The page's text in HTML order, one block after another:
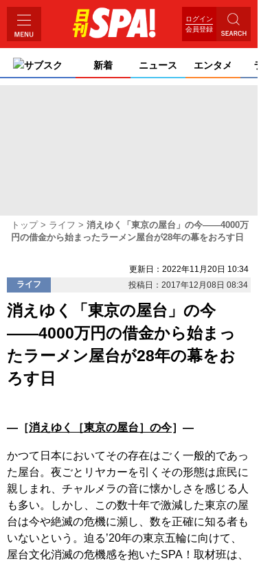
ログイン
会員登録
サブスク 新着 ニュース エンタメ ライ
トップ ライフ
消えゆく「東京の屋台」の今――4000万
円の借金から始まったラーメン屋台が28年の幕をおろす日
更新日：2022年11月20日 10:34
ライフ
投稿日：2017年12月08日 08:34
消えゆく「東京の屋台」の今
――4000万円の借金から始まっ
たラーメン屋台が28年の幕をお
ろす日
―［消えゆく［東京の屋台］の今］―
かつて日本においてその存在はごく一般的であっ
た屋台。夜ごとリヤカーを引くその形態は庶民に
親しまれ、チャルメラの音に懐かしさを感じる人
も多い。しかし、この数十年で激減した東京の屋
台は今や絶滅の危機に瀕し、数を正確に知る者も
いないという。迫る’20年の東京五輪に向けて、
屋台文化消滅の危機感を抱いたSPA！取材班は、